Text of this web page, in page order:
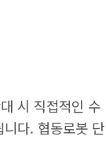
시 직접적인 수
다. 협동로봇 단